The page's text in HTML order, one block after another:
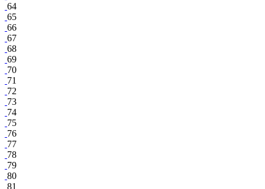
64
65
66
67
68
69
70
71
72
73
74
75
76
77
78
79
80
81